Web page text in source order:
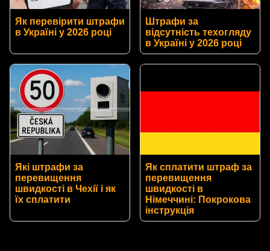
Як перевірити штрафи
в Україні у 2026 році
Штрафи за
відсутність техогляду
в Україні у 2026 році
Які штрафи за
перевищення
швидкості в Чехії і як
їх сплатити
Як сплатити штраф за
перевищення
швидкості в
Німеччині: Покрокова
інструкція